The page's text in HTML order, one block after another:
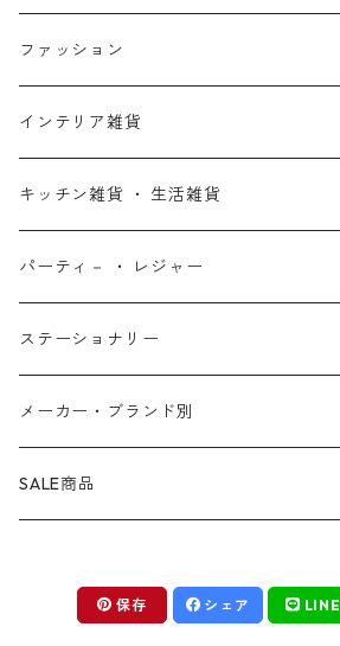
アントマン
X-MEN
デッド・プール
ファンタスティック・フォー
ゴーストライダー
パニッシャー
サノス
スパイダーグウェン
プリンセスと魔法のキス
ムーラン
ズートピア
モアナと伝説の海
ライオンキング
バンビ
ダンボ
101匹わんちゃん
ミッフィー
セサミストリート
ルーニー・テューンズ
ベアブリック
ワンピース
ドラゴンボール
呪術廻戦
ダンダダン
ホームパーティー・バーベキュー雑貨
アクセサリー
ぬいぐるみ ・ プラッシュドール
コインバンク ・ 貯金箱
おもちゃ・パズル
コミック・絵本
ステッカー ・ シール
ストラップ
キーホルダー
ワッペン
マスコット
ピンズ ・ ピンバッジ
缶バッジ ・ 缶ケース
ファッション
ウェア
ポーチ ・ バッグ
財布 ・ ウォレット
アクセサリー
ネックレス
ピアス
スニーカー ・ ソックス
ファッション雑貨
インテリア雑貨
ウォールアート
ポスター ・ デコレーション
ファブリック
キャンドル・ライト
ウォータードーム
キッチン雑貨 ・ 生活雑貨
キッチングッズ
マグカップ ・ グラス ・ タンブラー
お皿 ・ プレート ・ ボウル
ボトルホルダー・オープナー
生活雑貨
ドアマット
タオル・バスマット
パーティ－ ・ レジャー
ステーショナリー
シャープペン・ボールペン
ペンケース
メーカー・ブランド別
BB Designs
BULLYLAND
SALE商品
保存 シェア LINE